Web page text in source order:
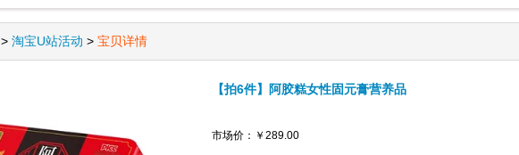
> 淘宝U站活动 > 宝贝详情
【拍6件】阿胶糕女性固元膏营养品
市场价： ￥289.00